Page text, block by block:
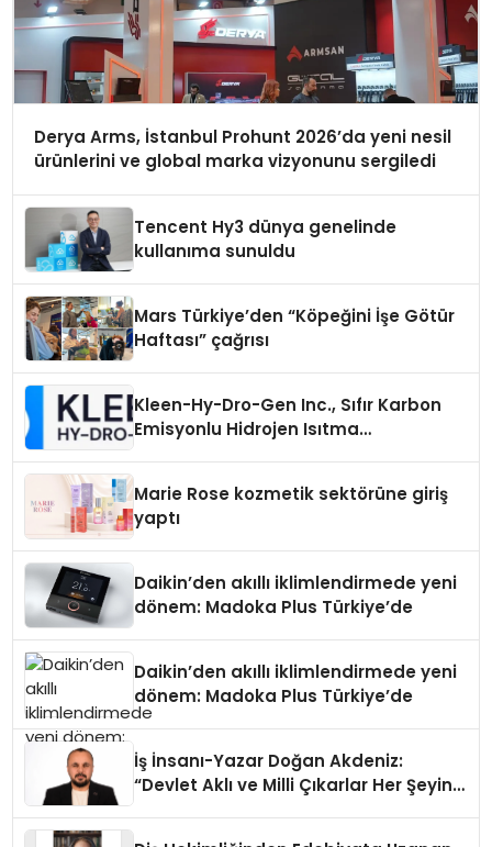
Derya Arms, İstanbul Prohunt 2026’da yeni nesil
ürünlerini ve global marka vizyonunu sergiledi
Tencent Hy3 dünya genelinde
kullanıma sunuldu
Mars Türkiye’den “Köpeğini İşe Götür
Haftası” çağrısı
Kleen-Hy-Dro-Gen Inc., Sıfır Karbon
Emisyonlu Hidrojen Isıtma
Marie Rose kozmetik sektörüne giriş
yaptı
Daikin’den akıllı iklimlendirmede yeni
dönem: Madoka Plus Türkiye’de
Daikin’den akıllı iklimlendirmede yeni
dönem: Madoka Plus Türkiye’de
İş İnsanı-Yazar Doğan Akdeniz:
“Devlet Aklı ve Milli Çıkarlar Her Şeyin